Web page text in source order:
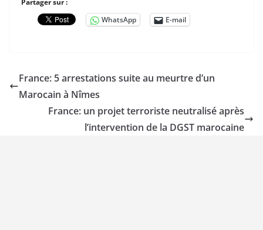
Partager sur :
WhatsApp
E-mail
France: 5 arrestations suite au meurtre d’un
Marocain à Nîmes
France: un projet terroriste neutralisé après
l’intervention de la DGST marocaine